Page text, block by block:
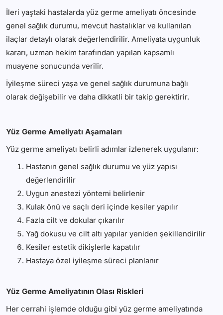
İleri yaştaki hastalarda yüz germe ameliyatı öncesinde
genel sağlık durumu, mevcut hastalıklar ve kullanılan
ilaçlar detaylı olarak değerlendirilir. Ameliyata uygunluk
kararı, uzman hekim tarafından yapılan kapsamlı
muayene sonucunda verilir.
İyileşme süreci yaşa ve genel sağlık durumuna bağlı
olarak değişebilir ve daha dikkatli bir takip gerektirir.
Yüz Germe Ameliyatı Aşamaları
Yüz germe ameliyatı belirli adımlar izlenerek uygulanır:
Hastanın genel sağlık durumu ve yüz yapısı
değerlendirilir
Uygun anestezi yöntemi belirlenir
Kulak önü ve saçlı deri içinde kesiler yapılır
Fazla cilt ve dokular çıkarılır
Yağ dokusu ve cilt altı yapılar yeniden şekillendirilir
Kesiler estetik dikişlerle kapatılır
Hastaya özel iyileşme süreci planlanır
Yüz Germe Ameliyatının Olası Riskleri
Her cerrahi işlemde olduğu gibi yüz germe ameliyatında